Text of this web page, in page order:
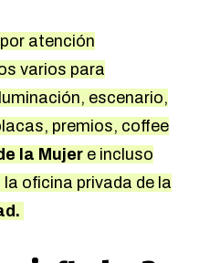
atención
varios para
escenario,
premios, coffee
la Mujer e incluso
oficina privada de la